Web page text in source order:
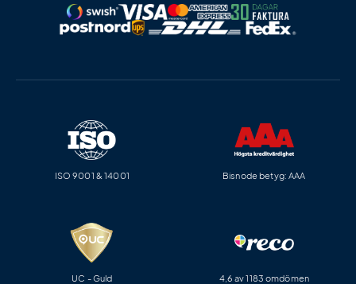
ISO 9001 & 14001 Bisnode betyg: AAA
UC - Guld 4,6 av 1183 omdömen